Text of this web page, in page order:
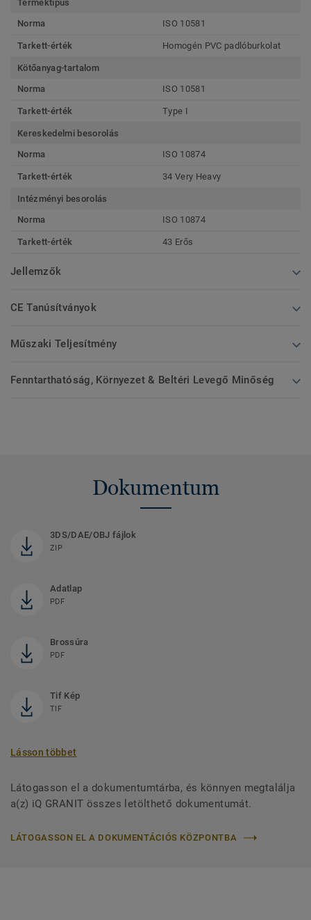
Terméktípus
Norma
ISO 10581
Tarkett-érték Homogén PVC padlóburkolat
Kötőanyag-tartalom
Norma
ISO 10581
Tarkett-érték Type I
Kereskedelmi besorolás
Norma
ISO 10874
Tarkett-érték 34 Very Heavy
Intézményi besorolás
Norma
ISO 10874
Tarkett-érték 43 Erős
Jellemzők
CE Tanúsítványok
Műszaki Teljesítmény
Fenntarthatóság, Környezet & Beltéri Levegő Minőség
Dokumentum
3DS/DAE/OBJ fájlok
ZIP
Adatlap
PDF
Brossúra
PDF
Tif Kép
TIF
Lásson többet
Látogasson el a dokumentumtárba, és könnyen megtalálja
a(z) iQ GRANIT összes letölthető dokumentumát.
LÁTOGASSON EL A DOKUMENTÁCIÓS KÖZPONTBA